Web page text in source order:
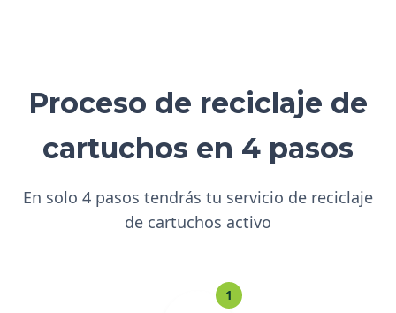
Proceso de reciclaje de
cartuchos en 4 pasos
En solo 4 pasos tendrás tu servicio de reciclaje
de cartuchos activo
1